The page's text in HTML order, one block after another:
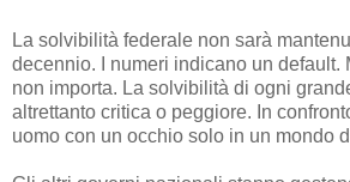
La solvibilità federale non sarà
decennio. I numeri indicano un default.
non importa. La solvibilità di ogni
altrettanto critica o peggiore. In
uomo con un occhio solo in un mondo